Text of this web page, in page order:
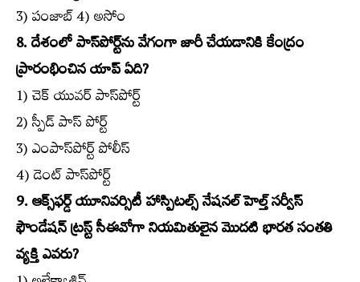
3) పంజాబ్‌ 4) అసోం
8. దేశంలో పాస్‌పోర్ట్‌ను వేగంగా జారీ చేయడానికి కేంద్రం
ప్రారంభించిన యాప్‌ ఏది?
1) చెక్‌ యువర్‌ పాస్‌పోర్ట్‌
2) స్పీడ్‌ పాస్‌ పోర్ట్‌
3) ఎంపాస్‌పోర్ట్‌ పోలీస్‌
4) డెంట్‌ పాస్‌పోర్ట్‌
9. ఆక్స్‌ఫర్డ్‌ యూనివర్సిటీ హాస్పిటల్స్‌ నేషనల్‌ హెల్త్‌ సర్వీస్‌
ఫౌండేషన్‌ ట్రస్ట్‌ సీఈవోగా నియమితులైన మొదటి భారత సంతతి
వ్యక్తి ఎవరు?